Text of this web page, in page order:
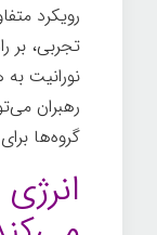
رویکرد
تجربی، بر
نورانیت
رهبران
گروه‌ها